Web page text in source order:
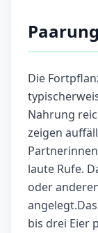
Die
Nahrung
zeigen
laute Rufe.
oder
bis drei Eier